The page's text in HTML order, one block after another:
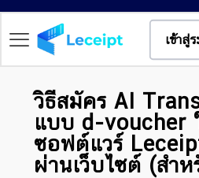
เข้าสู่
วิธีสมัคร AI
แบบ d-voucher
ซอฟต์แวร์
ผ่านเว็บไซต์ (สำ